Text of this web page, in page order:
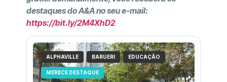
destaques do A&A no seu e-mail:
https://bit.ly/2M4XhD2
ALPHAVILLE BARUERI EDUCAÇÃO
MERECE DESTAQUE